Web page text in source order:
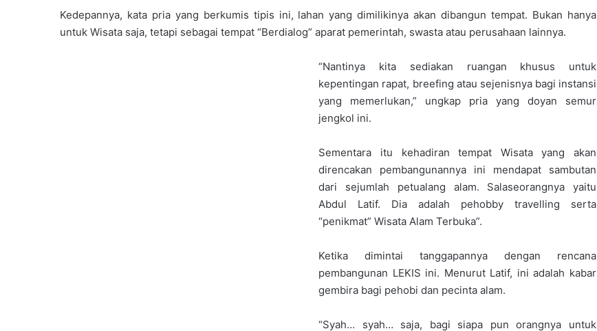
Kedepannya, kata pria yang berkumis tipis ini, lahan yang dimilikinya akan dibangun tempat. Bukan hanya
untuk Wisata saja, tetapi sebagai tempat “Berdialog” aparat pemerintah, swasta atau perusahaan lainnya.
“Nantinya kita sediakan ruangan khusus untuk
kepentingan rapat, breefing atau sejenisnya bagi instansi
yang memerlukan,” ungkap pria yang doyan semur
jengkol ini.
Sementara itu kehadiran tempat Wisata yang akan
direncakan pembangunannya ini mendapat sambutan
dari sejumlah petualang alam. Salaseorangnya yaitu
Abdul Latif. Dia adalah pehobby travelling serta
“penikmat” Wisata Alam Terbuka”.
Ketika dimintai tanggapannya dengan rencana
pembangunan LEKIS ini. Menurut Latif, ini adalah kabar
gembira bagi pehobi dan pecinta alam.
“Syah… syah… saja, bagi siapa pun orangnya untuk